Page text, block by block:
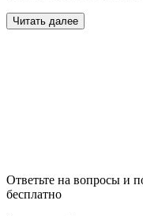
Читать далее
Ответьте на вопросы и
бесплатно